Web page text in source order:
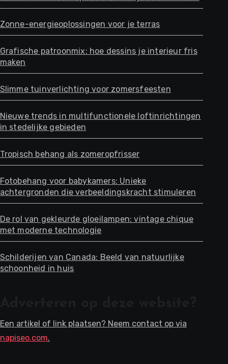
Zonne-energieoplossingen voor je terras
Grafische patroonmix: hoe dessins je interieur fris
maken
Slimme tuinverlichting voor zomersfeesten
Nieuwe trends in multifunctionele loftinrichtingen
in stedelijke gebieden
Tropisch behang als zomeropfrisser
Fotobehang voor babykamers: Unieke
achtergronden die verbeeldingskracht stimuleren
De rol van gekleurde gloeilampen: vintage chique
met moderne technologie
Schilderijen van Canada: Beeld van natuurlijke
schoonheid in huis
Een artikel of link plaatsen? Neem contact op via
napiseo.com.